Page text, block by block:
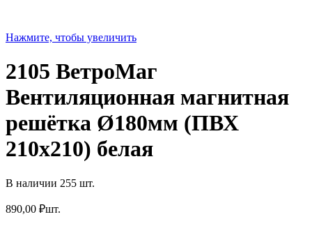
Нажмите, чтобы увеличить
2105 ВетроМаг
Вентиляционная магнитная
решётка Ø180мм (ПВХ
210х210) белая
В наличии 255 шт.
890,00 ₽шт.